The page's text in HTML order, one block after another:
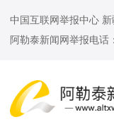
中国互联网举报中心
阿勒泰新闻网举报电话